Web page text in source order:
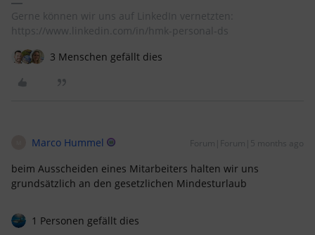
Gerne können wir uns auf LinkedIn vernetzten:
https://www.linkedin.com/in/hmk-personal-ds
3 Menschen gefällt dies
Marco Hummel Forum|Forum|5 months ago
beim Ausscheiden eines Mitarbeiters halten wir uns
grundsätzlich an den gesetzlichen Mindesturlaub
1 Personen gefällt dies